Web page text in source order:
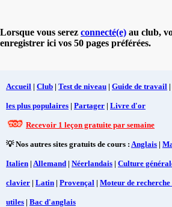
Lorsque vous serez connecté(e) au club,
enregistrer ici vos 50 pages préférées.
Accueil | Club | Test de niveau | Guide de travail |
les plus populaires | Partager | Livre d'or
Recevoir 1 leçon gratuite par semaine
💡 Nos autres sites gratuits de cours : Anglais |
Italien | Allemand | Néerlandais | Culture
clavier | Latin | Provençal | Moteur de recherche
utiles | Bac d'anglais